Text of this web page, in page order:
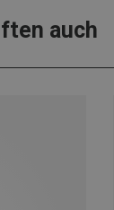
auch